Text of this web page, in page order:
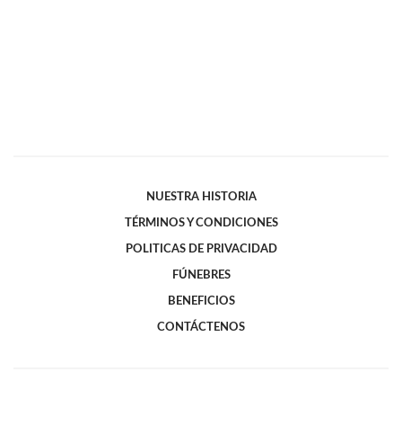
NUESTRA HISTORIA
TÉRMINOS Y CONDICIONES
POLITICAS DE PRIVACIDAD
FÚNEBRES
BENEFICIOS
CONTÁCTENOS